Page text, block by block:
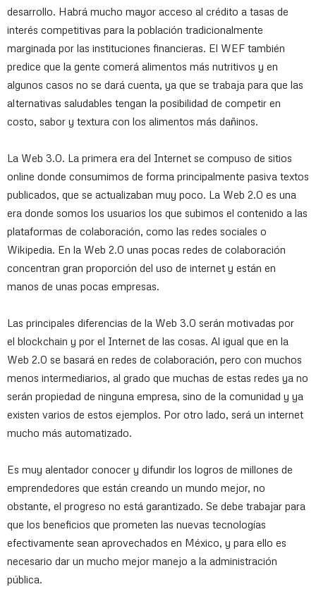
desarrollo. Habrá mucho mayor acceso al crédito a tasas de
interés competitivas para la población tradicionalmente
marginada por las instituciones financieras. El WEF también
predice que la gente comerá alimentos más nutritivos y en
algunos casos no se dará cuenta, ya que se trabaja para que las
alternativas saludables tengan la posibilidad de competir en
costo, sabor y textura con los alimentos más dañinos.
La Web 3.0. La primera era del Internet se compuso de sitios
online donde consumimos de forma principalmente pasiva textos
publicados, que se actualizaban muy poco. La Web 2.0 es una
era donde somos los usuarios los que subimos el contenido a las
plataformas de colaboración, como las redes sociales o
Wikipedia. En la Web 2.0 unas pocas redes de colaboración
concentran gran proporción del uso de internet y están en
manos de unas pocas empresas.
Las principales diferencias de la Web 3.0 serán motivadas por
el blockchain y por el Internet de las cosas. Al igual que en la
Web 2.0 se basará en redes de colaboración, pero con muchos
menos intermediarios, al grado que muchas de estas redes ya no
serán propiedad de ninguna empresa, sino de la comunidad y ya
existen varios de estos ejemplos. Por otro lado, será un internet
mucho más automatizado.
Es muy alentador conocer y difundir los logros de millones de
emprendedores que están creando un mundo mejor, no
obstante, el progreso no está garantizado. Se debe trabajar para
que los beneficios que prometen las nuevas tecnologías
efectivamente sean aprovechados en México, y para ello es
necesario dar un mucho mejor manejo a la administración
pública.